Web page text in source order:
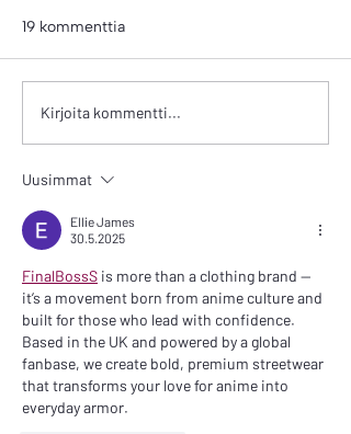
19 kommenttia
Kirjoita kommentti...
Uusimmat
Ellie James
30.5.2025
FinalBossS is more than a clothing brand —
it’s a movement born from anime culture and
built for those who lead with confidence.
Based in the UK and powered by a global
fanbase, we create bold, premium streetwear
that transforms your love for anime into
everyday armor.